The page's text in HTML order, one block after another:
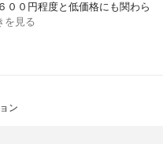
００円程度と低価格にも関わら
を見る
ン